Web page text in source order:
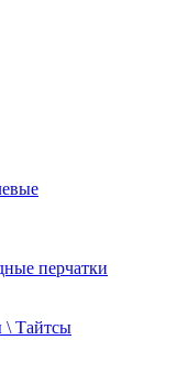
перчатки
Тайтсы